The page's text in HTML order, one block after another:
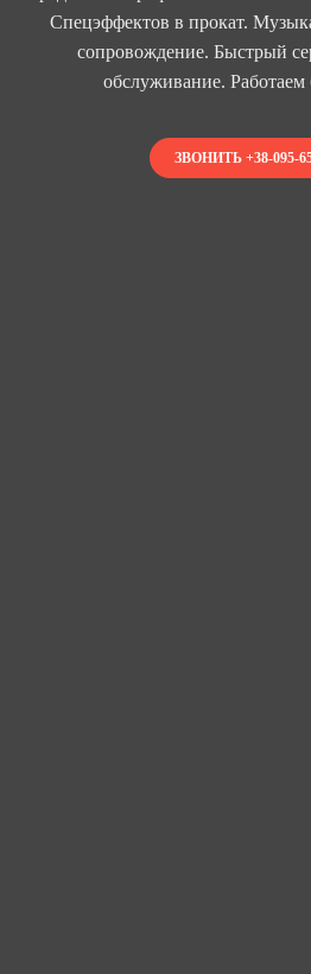
Спецэффектов в прокат.
сопровождение. Быстрый
обслуживание.
ЗВОНИТЬ +38-095-